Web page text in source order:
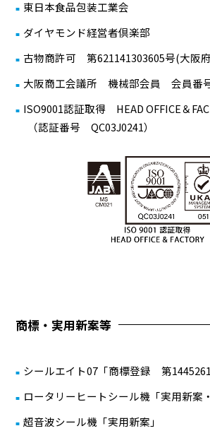
東日本食品包装工業会
ダイヤモンド経営者倶楽部
古物商許可 第621141303605号(大阪
大阪商工会議所 機械部会員 会員番
ISO9001認証取得 HEAD OFFICE＆
（認証番号 QC03J0241）
商標・実用新案等
シールエイト07「商標登録 第1445261
ロータリーヒートシール機「実用新案
超音波シール機「実用新案」